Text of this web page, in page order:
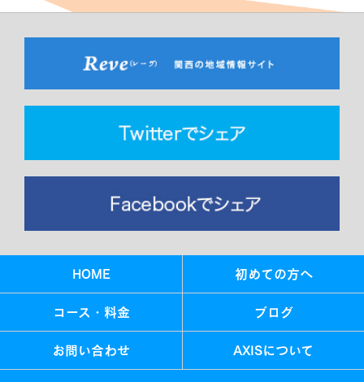
HOME 初めての方へ
コース・料金 ブログ
お問い合わせ AXISについて